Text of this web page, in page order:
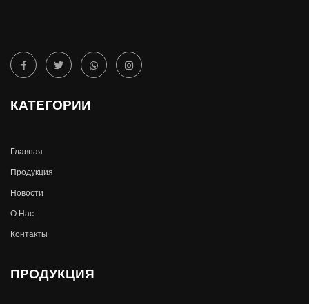
КАТЕГОРИИ
Главная
Продукция
Новости
О Hас
Контакты
ПРОДУКЦИЯ